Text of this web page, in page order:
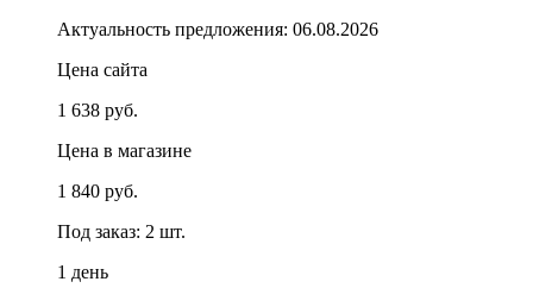
Актуальность предложения: 06.08.2026
Цена сайта
1 638 руб.
Цена в магазине
1 840 руб.
Под заказ: 2 шт.
1 день